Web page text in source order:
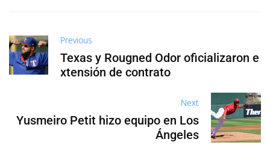
Previous
Texas y Rougned Odor oficializaron e
xtensión de contrato
Next
Yusmeiro Petit hizo equipo en Los
Ángeles